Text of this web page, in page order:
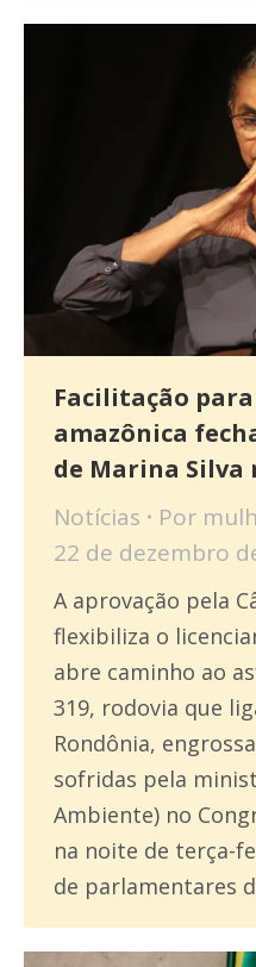
Facilitação
amazônica
de Marina Silva
Notícias Por
22 de dezembro
A aprovação pela
flexibiliza o
abre caminho ao
319, rodovia que
Rondônia,
sofridas pela
Ambiente) no
na noite de terça-
de parlamentares